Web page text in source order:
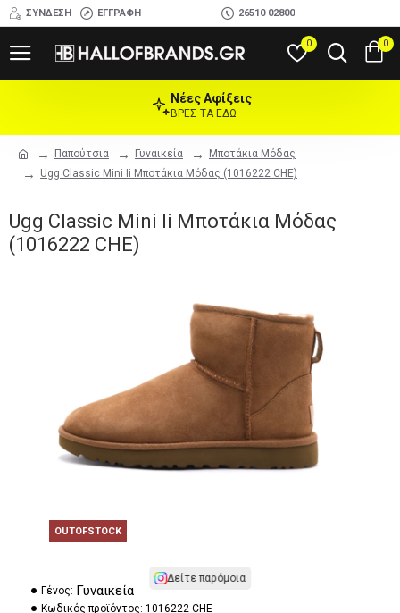
ΣΎΝΔΕΣΗ ΕΓΓΡΑΦΉ 26510 02800
0 0
Παπούτσια Γυναικεία
Μποτάκια Μόδας
Ugg Classic Mini Ii Μποτάκια Μόδας (1016222 CHE)
Νέες Αφίξεις
ΒΡΕΣ ΤΑ ΕΔΩ
Ugg Classic Mini Ii Μποτάκια Μόδας
(1016222 CHE)
OUTOFSTOCK
Δείτε παρόμοια
Γένος: Γυναικεία
Κωδικός προϊόντος: 1016222 CHE